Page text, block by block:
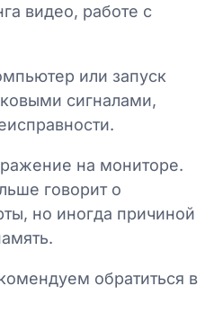
видео, работе с
или запуск
сигналами,
на мониторе.
говорит о
но иногда причиной
обратиться в